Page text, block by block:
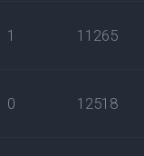
1 11265
0 12518